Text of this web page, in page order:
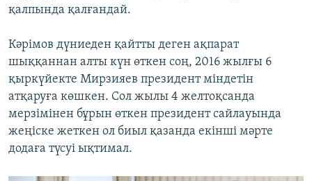
қалпында қалғандай.
Кәрімов дүниеден қайтты деген ақпарат
шыққаннан алты күн өткен соң, 2016 жылғы 6
қыркүйекте Мирзияев президент міндетін
атқаруға көшкен. Сол жылы 4 желтоқсанда
мерзімінен бұрын өткен президент сайлауында
жеңіске жеткен ол биыл қазанда екінші мәрте
додаға түсуі ықтимал.